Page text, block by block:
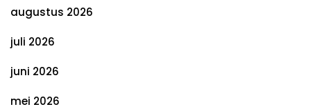
augustus 2026
juli 2026
juni 2026
mei 2026